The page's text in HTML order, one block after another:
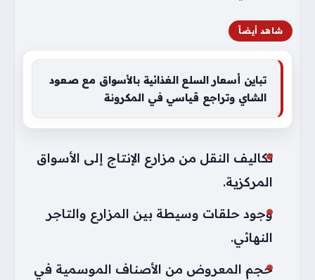
شاهد أيضاً
تباين أسعار السلع الغذائية بالأسواق مع صعود
الشاي وتراجع قياسي في المكرونة
تكاليف النقل من مزارع الإنتاج إلى الأسواق
المركزية.
وجود حلقات وسيطة بين المزارع والتاجر
النهائي.
حجم المعروض من الأصناف الموسمية في